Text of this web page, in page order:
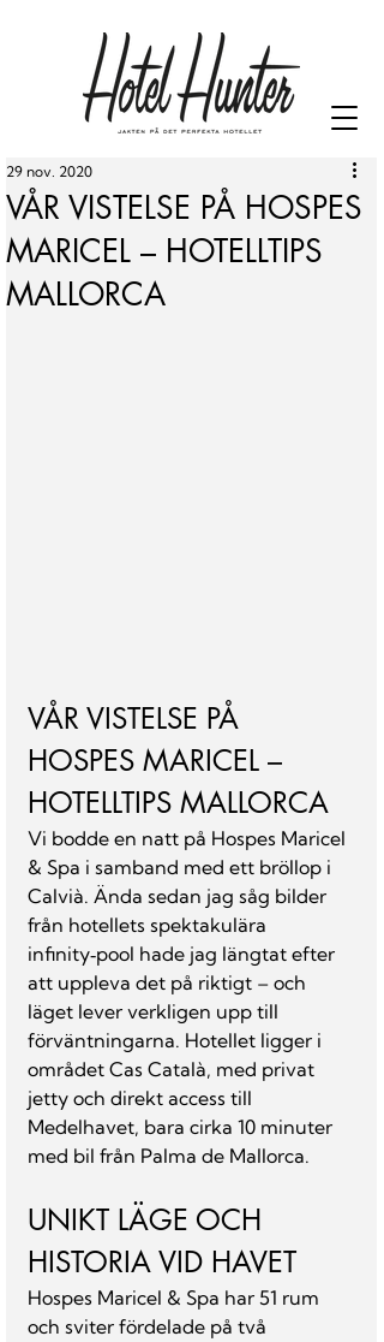
VÅR VISTELSE PÅ HOSPES
MARICEL – HOTELLTIPS
MALLORCA
29 nov. 2020
VÅR VISTELSE PÅ
HOSPES MARICEL –
HOTELLTIPS MALLORCA
Vi bodde en natt på Hospes Maricel
& Spa i samband med ett bröllop i
Calvià. Ända sedan jag såg bilder
från hotellets spektakulära
infinity‑pool hade jag längtat efter
att uppleva det på riktigt – och
läget lever verkligen upp till
förväntningarna. Hotellet ligger i
området Cas Català, med privat
jetty och direkt access till
Medelhavet, bara cirka 10 minuter
med bil från Palma de Mallorca.
UNIKT LÄGE OCH
HISTORIA VID HAVET
Hospes Maricel & Spa har 51 rum
och sviter fördelade på två